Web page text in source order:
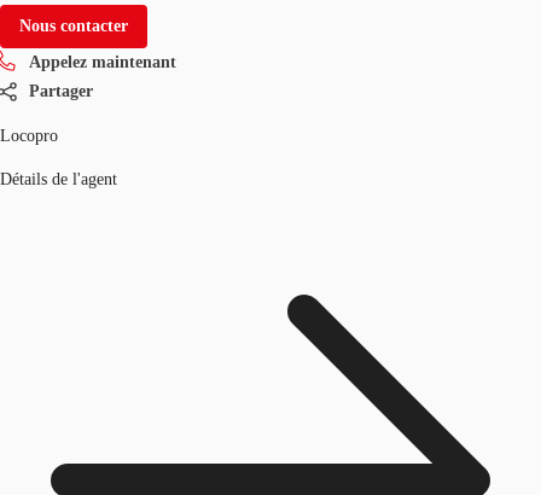
Nous contacter
Appelez maintenant
Partager
Locopro
Détails de l'agent